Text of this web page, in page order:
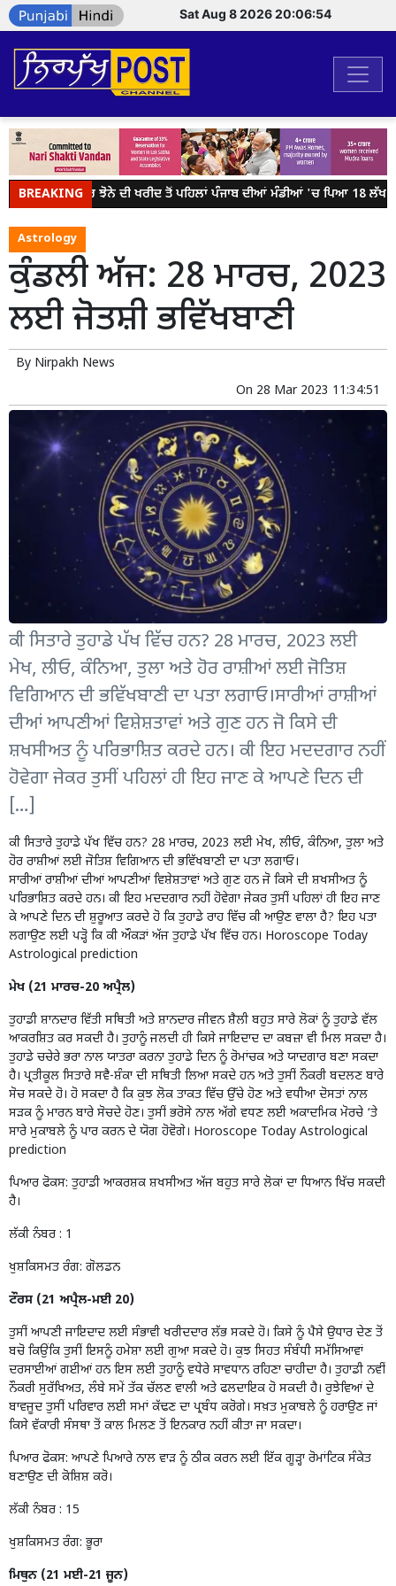
Sat Aug 8 2026 20:06:55
BREAKING
ਕੇਂਦਰ ਸਰਕਾਰ ਝੋਨੇ ਦੀ ਖਰੀਦ ਤੋਂ ਪਹਿਲਾਂ ਪੰਜਾਬ ਦੀਆਂ ਮੰਡੀਆਂ 'ਚ ਪਿਆ 18 ਲੱਖ
Astrology
ਕੁੰਡਲੀ ਅੱਜ: 28 ਮਾਰਚ, 2023
ਲਈ ਜੋਤਸ਼ੀ ਭਵਿੱਖਬਾਣੀ
By Nirpakh News
On 28 Mar 2023 11:34:51
ਕੀ ਸਿਤਾਰੇ ਤੁਹਾਡੇ ਪੱਖ ਵਿੱਚ ਹਨ? 28 ਮਾਰਚ, 2023 ਲਈ
ਮੇਖ, ਲੀਓ, ਕੰਨਿਆ, ਤੁਲਾ ਅਤੇ ਹੋਰ ਰਾਸ਼ੀਆਂ ਲਈ ਜੋਤਿਸ਼
ਵਿਗਿਆਨ ਦੀ ਭਵਿੱਖਬਾਣੀ ਦਾ ਪਤਾ ਲਗਾਓ।ਸਾਰੀਆਂ ਰਾਸ਼ੀਆਂ
ਦੀਆਂ ਆਪਣੀਆਂ ਵਿਸ਼ੇਸ਼ਤਾਵਾਂ ਅਤੇ ਗੁਣ ਹਨ ਜੋ ਕਿਸੇ ਦੀ
ਸ਼ਖਸੀਅਤ ਨੂੰ ਪਰਿਭਾਸ਼ਿਤ ਕਰਦੇ ਹਨ। ਕੀ ਇਹ ਮਦਦਗਾਰ ਨਹੀਂ
ਹੋਵੇਗਾ ਜੇਕਰ ਤੁਸੀਂ ਪਹਿਲਾਂ ਹੀ ਇਹ ਜਾਣ ਕੇ ਆਪਣੇ ਦਿਨ ਦੀ
[…]
ਕੀ ਸਿਤਾਰੇ ਤੁਹਾਡੇ ਪੱਖ ਵਿੱਚ ਹਨ? 28 ਮਾਰਚ, 2023 ਲਈ ਮੇਖ, ਲੀਓ, ਕੰਨਿਆ, ਤੁਲਾ ਅਤੇ
ਹੋਰ ਰਾਸ਼ੀਆਂ ਲਈ ਜੋਤਿਸ਼ ਵਿਗਿਆਨ ਦੀ ਭਵਿੱਖਬਾਣੀ ਦਾ ਪਤਾ ਲਗਾਓ।
ਸਾਰੀਆਂ ਰਾਸ਼ੀਆਂ ਦੀਆਂ ਆਪਣੀਆਂ ਵਿਸ਼ੇਸ਼ਤਾਵਾਂ ਅਤੇ ਗੁਣ ਹਨ ਜੋ ਕਿਸੇ ਦੀ ਸ਼ਖਸੀਅਤ ਨੂੰ
ਪਰਿਭਾਸ਼ਿਤ ਕਰਦੇ ਹਨ। ਕੀ ਇਹ ਮਦਦਗਾਰ ਨਹੀਂ ਹੋਵੇਗਾ ਜੇਕਰ ਤੁਸੀਂ ਪਹਿਲਾਂ ਹੀ ਇਹ ਜਾਣ
ਕੇ ਆਪਣੇ ਦਿਨ ਦੀ ਸ਼ੁਰੂਆਤ ਕਰਦੇ ਹੋ ਕਿ ਤੁਹਾਡੇ ਰਾਹ ਵਿੱਚ ਕੀ ਆਉਣ ਵਾਲਾ ਹੈ? ਇਹ ਪਤਾ
ਲਗਾਉਣ ਲਈ ਪੜ੍ਹੋ ਕਿ ਕੀ ਔਕੜਾਂ ਅੱਜ ਤੁਹਾਡੇ ਪੱਖ ਵਿੱਚ ਹਨ। Horoscope Today
Astrological prediction
ਮੇਖ (21 ਮਾਰਚ-20 ਅਪ੍ਰੈਲ)
ਤੁਹਾਡੀ ਸ਼ਾਨਦਾਰ ਵਿੱਤੀ ਸਥਿਤੀ ਅਤੇ ਸ਼ਾਨਦਾਰ ਜੀਵਨ ਸ਼ੈਲੀ ਬਹੁਤ ਸਾਰੇ ਲੋਕਾਂ ਨੂੰ ਤੁਹਾਡੇ ਵੱਲ
ਆਕਰਸ਼ਿਤ ਕਰ ਸਕਦੀ ਹੈ। ਤੁਹਾਨੂੰ ਜਲਦੀ ਹੀ ਕਿਸੇ ਜਾਇਦਾਦ ਦਾ ਕਬਜ਼ਾ ਵੀ ਮਿਲ ਸਕਦਾ ਹੈ।
ਤੁਹਾਡੇ ਚਚੇਰੇ ਭਰਾ ਨਾਲ ਯਾਤਰਾ ਕਰਨਾ ਤੁਹਾਡੇ ਦਿਨ ਨੂੰ ਰੋਮਾਂਚਕ ਅਤੇ ਯਾਦਗਾਰ ਬਣਾ ਸਕਦਾ
ਹੈ। ਪ੍ਰਤੀਕੂਲ ਸਿਤਾਰੇ ਸਵੈ-ਸ਼ੰਕਾ ਦੀ ਸਥਿਤੀ ਲਿਆ ਸਕਦੇ ਹਨ ਅਤੇ ਤੁਸੀਂ ਨੌਕਰੀ ਬਦਲਣ ਬਾਰੇ
ਸੋਚ ਸਕਦੇ ਹੋ। ਹੋ ਸਕਦਾ ਹੈ ਕਿ ਕੁਝ ਲੋਕ ਤਾਕਤ ਵਿੱਚ ਉੱਚੇ ਹੋਣ ਅਤੇ ਵਧੀਆ ਦੋਸਤਾਂ ਨਾਲ
ਸੜਕ ਨੂੰ ਮਾਰਨ ਬਾਰੇ ਸੋਚਦੇ ਹੋਣ। ਤੁਸੀਂ ਭਰੋਸੇ ਨਾਲ ਅੱਗੇ ਵਧਣ ਲਈ ਅਕਾਦਮਿਕ ਮੋਰਚੇ ‘ਤੇ
ਸਾਰੇ ਮੁਕਾਬਲੇ ਨੂੰ ਪਾਰ ਕਰਨ ਦੇ ਯੋਗ ਹੋਵੋਗੇ। Horoscope Today Astrological
prediction
ਪਿਆਰ ਫੋਕਸ: ਤੁਹਾਡੀ ਆਕਰਸ਼ਕ ਸ਼ਖਸੀਅਤ ਅੱਜ ਬਹੁਤ ਸਾਰੇ ਲੋਕਾਂ ਦਾ ਧਿਆਨ ਖਿੱਚ ਸਕਦੀ
ਹੈ।
ਲੱਕੀ ਨੰਬਰ : 1
ਖੁਸ਼ਕਿਸਮਤ ਰੰਗ: ਗੋਲਡਨ
ਟੌਰਸ (21 ਅਪ੍ਰੈਲ-ਮਈ 20)
ਤੁਸੀਂ ਆਪਣੀ ਜਾਇਦਾਦ ਲਈ ਸੰਭਾਵੀ ਖਰੀਦਦਾਰ ਲੱਭ ਸਕਦੇ ਹੋ। ਕਿਸੇ ਨੂੰ ਪੈਸੇ ਉਧਾਰ ਦੇਣ ਤੋਂ
ਬਚੋ ਕਿਉਂਕਿ ਤੁਸੀਂ ਇਸਨੂੰ ਹਮੇਸ਼ਾ ਲਈ ਗੁਆ ਸਕਦੇ ਹੋ। ਕੁਝ ਸਿਹਤ ਸੰਬੰਧੀ ਸਮੱਸਿਆਵਾਂ
ਦਰਸਾਈਆਂ ਗਈਆਂ ਹਨ ਇਸ ਲਈ ਤੁਹਾਨੂੰ ਵਧੇਰੇ ਸਾਵਧਾਨ ਰਹਿਣਾ ਚਾਹੀਦਾ ਹੈ। ਤੁਹਾਡੀ ਨਵੀਂ
ਨੌਕਰੀ ਸੁਰੱਖਿਅਤ, ਲੰਬੇ ਸਮੇਂ ਤੱਕ ਚੱਲਣ ਵਾਲੀ ਅਤੇ ਫਲਦਾਇਕ ਹੋ ਸਕਦੀ ਹੈ। ਰੁਝੇਵਿਆਂ ਦੇ
ਬਾਵਜੂਦ ਤੁਸੀਂ ਪਰਿਵਾਰ ਲਈ ਸਮਾਂ ਕੱਢਣ ਦਾ ਪ੍ਰਬੰਧ ਕਰੋਗੇ। ਸਖ਼ਤ ਮੁਕਾਬਲੇ ਨੂੰ ਹਰਾਉਣ ਜਾਂ
ਕਿਸੇ ਵੱਕਾਰੀ ਸੰਸਥਾ ਤੋਂ ਕਾਲ ਮਿਲਣ ਤੋਂ ਇਨਕਾਰ ਨਹੀਂ ਕੀਤਾ ਜਾ ਸਕਦਾ।
ਪਿਆਰ ਫੋਕਸ: ਆਪਣੇ ਪਿਆਰੇ ਨਾਲ ਵਾੜ ਨੂੰ ਠੀਕ ਕਰਨ ਲਈ ਇੱਕ ਗੂੜ੍ਹਾ ਰੋਮਾਂਟਿਕ ਸੰਕੇਤ
ਬਣਾਉਣ ਦੀ ਕੋਸ਼ਿਸ਼ ਕਰੋ।
ਲੱਕੀ ਨੰਬਰ : 15
ਖੁਸ਼ਕਿਸਮਤ ਰੰਗ: ਭੂਰਾ
ਮਿਥੁਨ (21 ਮਈ-21 ਜੂਨ)